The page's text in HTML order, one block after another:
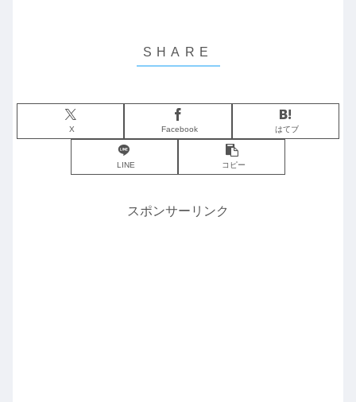
X Facebook はてブ
LINE コピー
スポンサーリンク